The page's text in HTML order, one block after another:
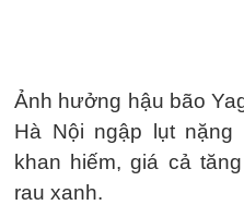
Ảnh hưởng hậu bão
Hà Nội ngập lụt
khan hiếm, giá cả
rau xanh.